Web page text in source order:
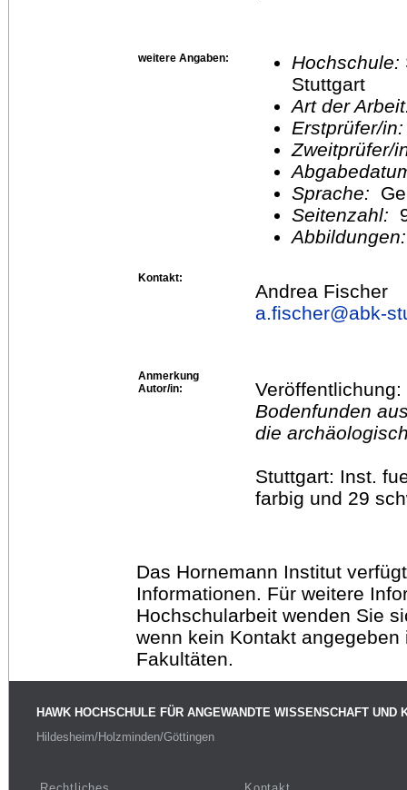
weitere Angaben: Hochschule:
Stuttgart
Art der
Erstprüfer/
Sprache:
Seitenzahl:
Kontakt:
Andrea Fischer
a.fischer@abk-
Anmerkung
Autor/in:
Veröffentlichung:
Bodenfunden
die
Stuttgart: Inst.
farbig und 29
Das Hornemann Institut
Informationen. Für weitere
Hochschularbeit wenden Sie
wenn kein Kontakt
Fakultäten.
HAWK HOCHSCHULE FÜR ANGEWANDTE WISSENSCHAFT UND
Hildesheim/Holzminden/Göttingen